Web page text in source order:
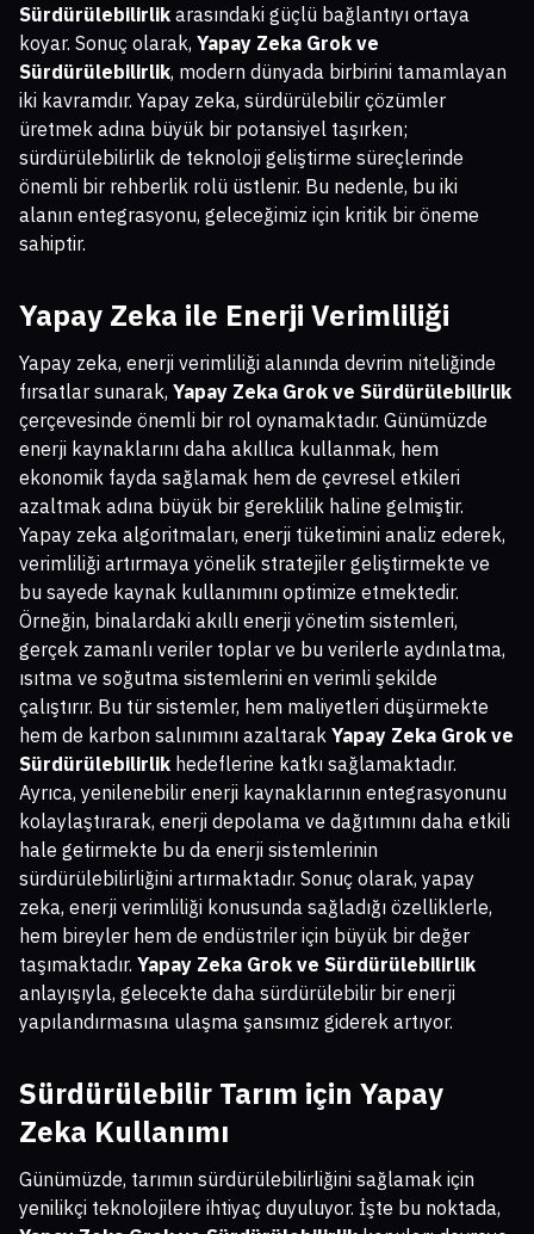
Sürdürülebilirlik arasındaki güçlü bağlantıyı ortaya
koyar. Sonuç olarak, Yapay Zeka Grok ve
Sürdürülebilirlik, modern dünyada birbirini tamamlayan
iki kavramdır. Yapay zeka, sürdürülebilir çözümler
üretmek adına büyük bir potansiyel taşırken;
sürdürülebilirlik de teknoloji geliştirme süreçlerinde
önemli bir rehberlik rolü üstlenir. Bu nedenle, bu iki
alanın entegrasyonu, geleceğimiz için kritik bir öneme
sahiptir.
Yapay Zeka ile Enerji Verimliliği
Yapay zeka, enerji verimliliği alanında devrim niteliğinde
fırsatlar sunarak, Yapay Zeka Grok ve Sürdürülebilirlik
çerçevesinde önemli bir rol oynamaktadır. Günümüzde
enerji kaynaklarını daha akıllıca kullanmak, hem
ekonomik fayda sağlamak hem de çevresel etkileri
azaltmak adına büyük bir gereklilik haline gelmiştir.
Yapay zeka algoritmaları, enerji tüketimini analiz ederek,
verimliliği artırmaya yönelik stratejiler geliştirmekte ve
bu sayede kaynak kullanımını optimize etmektedir.
Örneğin, binalardaki akıllı enerji yönetim sistemleri,
gerçek zamanlı veriler toplar ve bu verilerle aydınlatma,
ısıtma ve soğutma sistemlerini en verimli şekilde
çalıştırır. Bu tür sistemler, hem maliyetleri düşürmekte
hem de karbon salınımını azaltarak Yapay Zeka Grok ve
Sürdürülebilirlik hedeflerine katkı sağlamaktadır.
Ayrıca, yenilenebilir enerji kaynaklarının entegrasyonunu
kolaylaştırarak, enerji depolama ve dağıtımını daha etkili
hale getirmekte bu da enerji sistemlerinin
sürdürülebilirliğini artırmaktadır. Sonuç olarak, yapay
zeka, enerji verimliliği konusunda sağladığı özelliklerle,
hem bireyler hem de endüstriler için büyük bir değer
taşımaktadır. Yapay Zeka Grok ve Sürdürülebilirlik
anlayışıyla, gelecekte daha sürdürülebilir bir enerji
yapılandırmasına ulaşma şansımız giderek artıyor.
Sürdürülebilir Tarım için Yapay
Zeka Kullanımı
Günümüzde, tarımın sürdürülebilirliğini sağlamak için
yenilikçi teknolojilere ihtiyaç duyuluyor. İşte bu noktada,